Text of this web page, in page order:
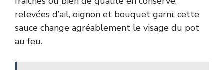
relevées d’ail, oignon et bouquet garni, cette
sauce change agréablement le visage du pot
au feu.